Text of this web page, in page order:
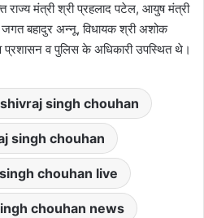
राज्य मंत्री श्री प्रहलाद पटेल, आयुष मंत्री
जगत बहादुर अन्नू, विधायक श्री अशोक
प्रशासन व पुलिस के अधिकारी उपस्थित थे।
singh chouhan
singh chouhan
chouhan live
chouhan news